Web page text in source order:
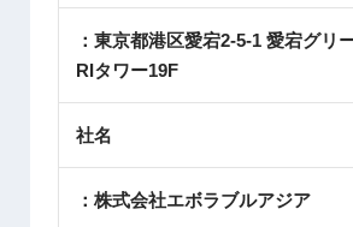
：東京都港区愛宕2-5-1 愛宕グリ
RIタワー19F
社名
：株式会社エボラブルアジア